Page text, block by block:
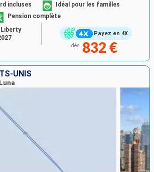
Payez en 4X
incluses
Idéal pour les familles
Pension complète
dès 832 €
Liberty
UNIS